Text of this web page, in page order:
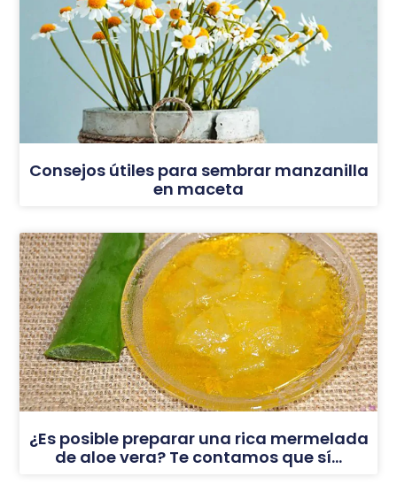
Consejos útiles para sembrar manzanilla
en maceta
¿Es posible preparar una rica mermelada
de aloe vera? Te contamos que sí…